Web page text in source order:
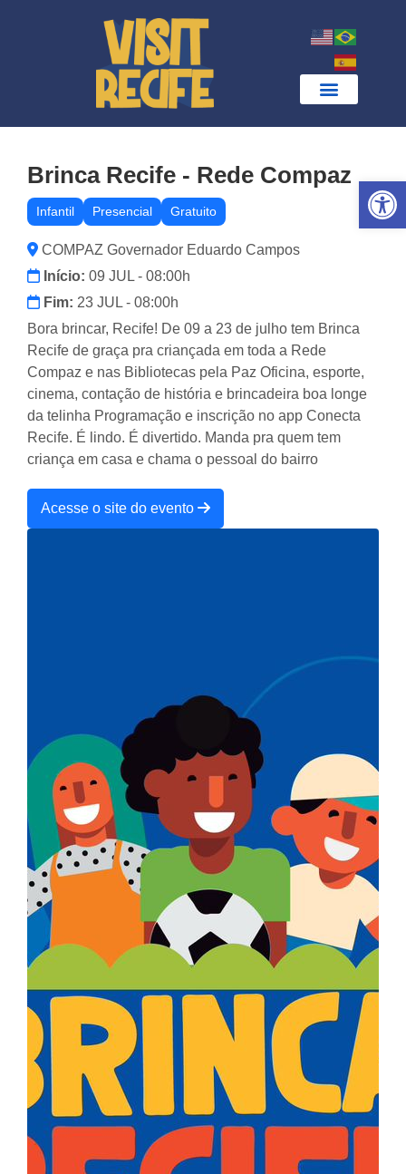
Brinca Recife - Rede Compaz
Infantil Presencial Gratuito
COMPAZ Governador Eduardo Campos
Início: 09 JUL - 08:00h
Fim: 23 JUL - 08:00h
Bora brincar, Recife! De 09 a 23 de julho tem Brinca
Recife de graça pra criançada em toda a Rede
Compaz e nas Bibliotecas pela Paz Oficina, esporte,
cinema, contação de história e brincadeira boa longe
da telinha Programação e inscrição no app Conecta
Recife. É lindo. É divertido. Manda pra quem tem
criança em casa e chama o pessoal do bairro
Acesse o site do evento